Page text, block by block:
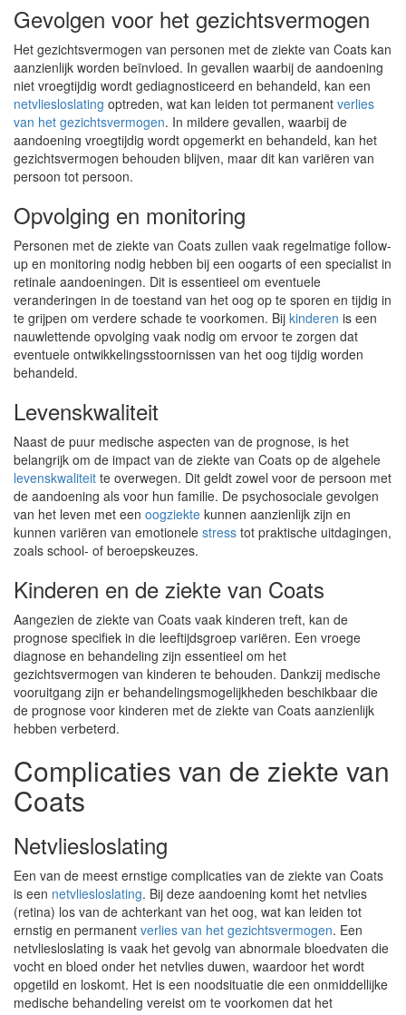
Gevolgen voor het gezichtsvermogen
Het gezichtsvermogen van personen met de ziekte van Coats kan
aanzienlijk worden beïnvloed. In gevallen waarbij de aandoening
niet vroegtijdig wordt gediagnosticeerd en behandeld, kan een
netvliesloslating optreden, wat kan leiden tot permanent verlies
van het gezichtsvermogen. In mildere gevallen, waarbij de
aandoening vroegtijdig wordt opgemerkt en behandeld, kan het
gezichtsvermogen behouden blijven, maar dit kan variëren van
persoon tot persoon.
Opvolging en monitoring
Personen met de ziekte van Coats zullen vaak regelmatige follow-
up en monitoring nodig hebben bij een oogarts of een specialist in
retinale aandoeningen. Dit is essentieel om eventuele
veranderingen in de toestand van het oog op te sporen en tijdig in
te grijpen om verdere schade te voorkomen. Bij kinderen is een
nauwlettende opvolging vaak nodig om ervoor te zorgen dat
eventuele ontwikkelingsstoornissen van het oog tijdig worden
behandeld.
Levenskwaliteit
Naast de puur medische aspecten van de prognose, is het
belangrijk om de impact van de ziekte van Coats op de algehele
levenskwaliteit te overwegen. Dit geldt zowel voor de persoon met
de aandoening als voor hun familie. De psychosociale gevolgen
van het leven met een oogziekte kunnen aanzienlijk zijn en
kunnen variëren van emotionele stress tot praktische uitdagingen,
zoals school- of beroepskeuzes.
Kinderen en de ziekte van Coats
Aangezien de ziekte van Coats vaak kinderen treft, kan de
prognose specifiek in die leeftijdsgroep variëren. Een vroege
diagnose en behandeling zijn essentieel om het
gezichtsvermogen van kinderen te behouden. Dankzij medische
vooruitgang zijn er behandelingsmogelijkheden beschikbaar die
de prognose voor kinderen met de ziekte van Coats aanzienlijk
hebben verbeterd.
Complicaties van de ziekte van
Coats
Netvliesloslating
Een van de meest ernstige complicaties van de ziekte van Coats
is een netvliesloslating. Bij deze aandoening komt het netvlies
(retina) los van de achterkant van het oog, wat kan leiden tot
ernstig en permanent verlies van het gezichtsvermogen. Een
netvliesloslating is vaak het gevolg van abnormale bloedvaten die
vocht en bloed onder het netvlies duwen, waardoor het wordt
opgetild en loskomt. Het is een noodsituatie die een onmiddellijke
medische behandeling vereist om te voorkomen dat het